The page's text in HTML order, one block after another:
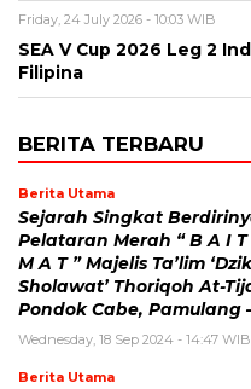
Friday, 24 July 2026 - 10:03 WIB
SEA V Cup 2026 Leg 2
Filipina
BERITA TERBARU
Berita Utama
Sejarah Singkat
Pelataran Merah “ B A I T
M A T ” Majelis Ta’lim
Sholawat’ Thoriqoh At-
Pondok Cabe, Pamulang
Wednesday, 18 Sep 2024 - 14:47 WIB
Berita Utama